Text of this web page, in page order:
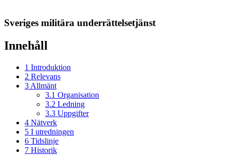
Sveriges militära underrättelsetjänst
Innehåll
1 Introduktion
2 Relevans
3 Allmänt
3.1 Organisation
3.2 Ledning
3.3 Uppgifter
4 Nätverk
5 I utredningen
6 Tidslinje
7 Historik